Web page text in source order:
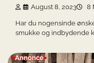
August 8, 2023 8
Har du nogensinde
smukke og indbydende
Annonce